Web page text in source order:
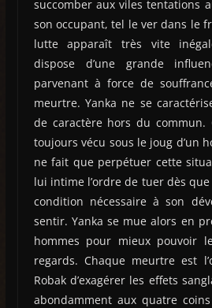
succomber aux viles tentations
son occupant, tel le ver dans le
lutte apparaît très vite
dispose d’une grande
parvenant à force de
meurtre. Yanka ne se
de caractère hors du commun.
toujours vécu sous le joug d’un
ne fait que perpétuer cette
lui intime l’ordre de tuer dès
condition nécessaire à son
sentir. Yanka se mue alors en
hommes pour mieux pouvoir
regards. Chaque meurtre est
Robak d’exagérer les effets
abondamment aux quatre